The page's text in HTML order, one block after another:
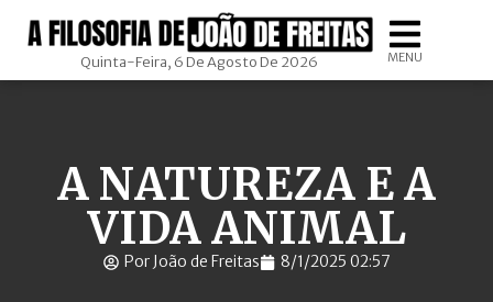
Quinta-Feira, 6 De Agosto De 2026 MENU
A NATUREZA E A
VIDA ANIMAL
Por João de Freitas 8/1/2025 02:57